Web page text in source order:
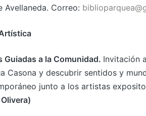
Avellaneda. Correo:
Guiadas a la Comunidad. Invitación
Casona y descubrir sentidos y
junto a los artistas